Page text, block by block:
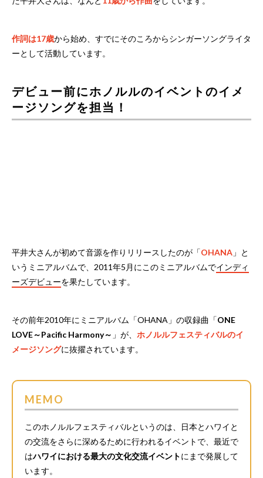
作詞は17歳から始め、すでにそのころからシンガーソングライタ
ーとして活動しています。
デビュー前にホノルルのイベントのイメ
ージソングを担当！
平井大さんが初めて音源を作りリリースしたのが「OHANA 」と
いうミニアルバムで、2011年5月にこのミニアルバムでインディ
ーズデビューを果たしています。
その前年2010年にミニアルバム「OHANA」の収録曲「ONE
LOVE～Pacific Harmony～ 」が、 ホノルルフェスティバルのイ
メージソングに抜擢されています。
MEMO
このホノルルフェスティバルというのは、日本とハワイと
の交流をさらに深めるために行われるイベントで、最近で
はハワイにおける最大の文化交流イベントにまで発展して
います。